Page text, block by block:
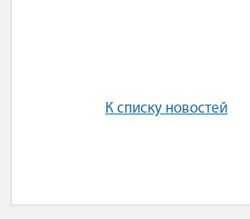
К списку новостей